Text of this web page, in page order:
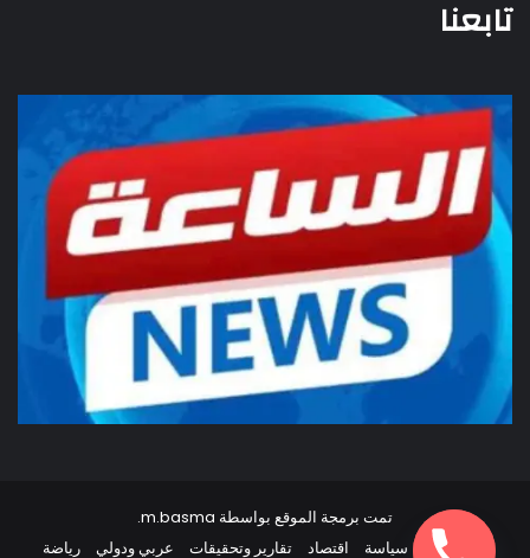
تابعنا
تمت برمجة الموقع بواسطة m.basma
.
أخبار مصر
سياسة اقتصاد تقارير وتحقيقات عربي ودولي رياضة